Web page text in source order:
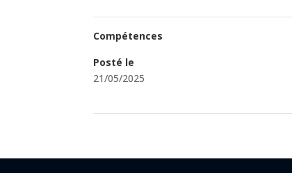
Compétences
Posté le
21/05/2025